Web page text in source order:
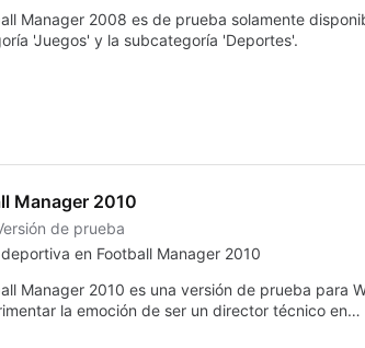
Manager 2008 es de prueba solamente
'Juegos' y la subcategoría 'Deportes'.
Manager 2010
de prueba
en Football Manager 2010
Manager 2010 es una versión de prueba para
la emoción de ser un director técnico en…